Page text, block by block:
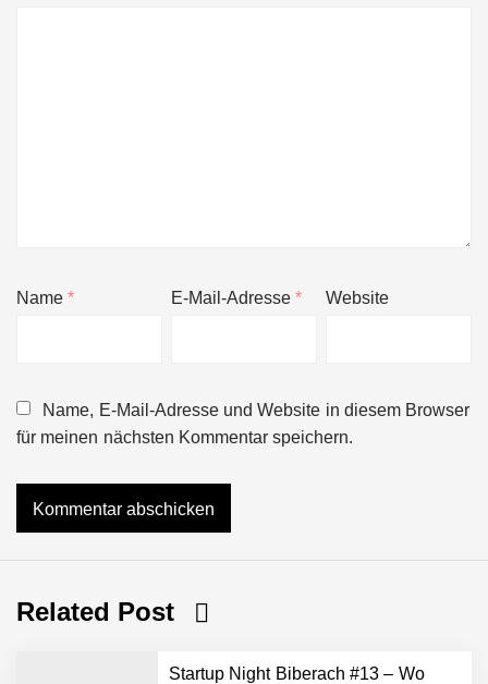
Name* E-Mail-Adresse* Website
Name, E-Mail-Adresse und Website in diesem Browser
für meinen nächsten Kommentar speichern.
Related Post
Startup Night Biberach #13 – Wo